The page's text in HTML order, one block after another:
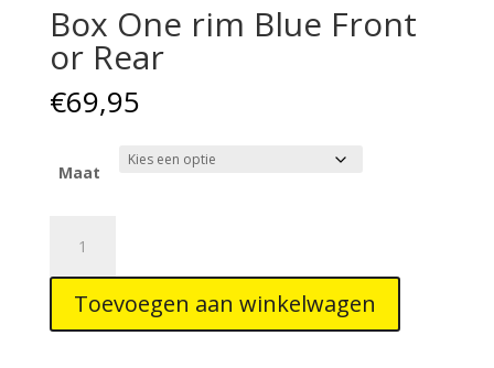
Box One rim Blue Front
or Rear
€69,95
Maat
rim
Blue
Front
Toevoegen aan winkelwagen